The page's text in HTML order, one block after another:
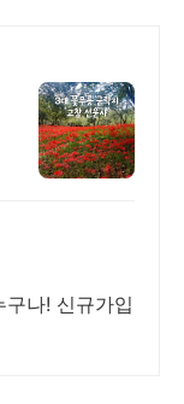
나! 신규가입